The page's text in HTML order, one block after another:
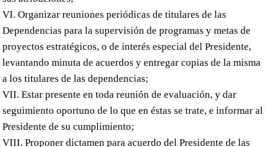
VI. Organizar reuniones periódicas de titulares de las
Dependencias para la supervisión de programas y metas de
proyectos estratégicos, o de interés especial del Presidente,
levantando minuta de acuerdos y entregar copias de la misma
a los titulares de las dependencias;
VII. Estar presente en toda reunión de evaluación, y dar
seguimiento oportuno de lo que en éstas se trate, e informar al
Presidente de su cumplimiento;
VIII. Proponer dictamen para acuerdo del Presidente de las